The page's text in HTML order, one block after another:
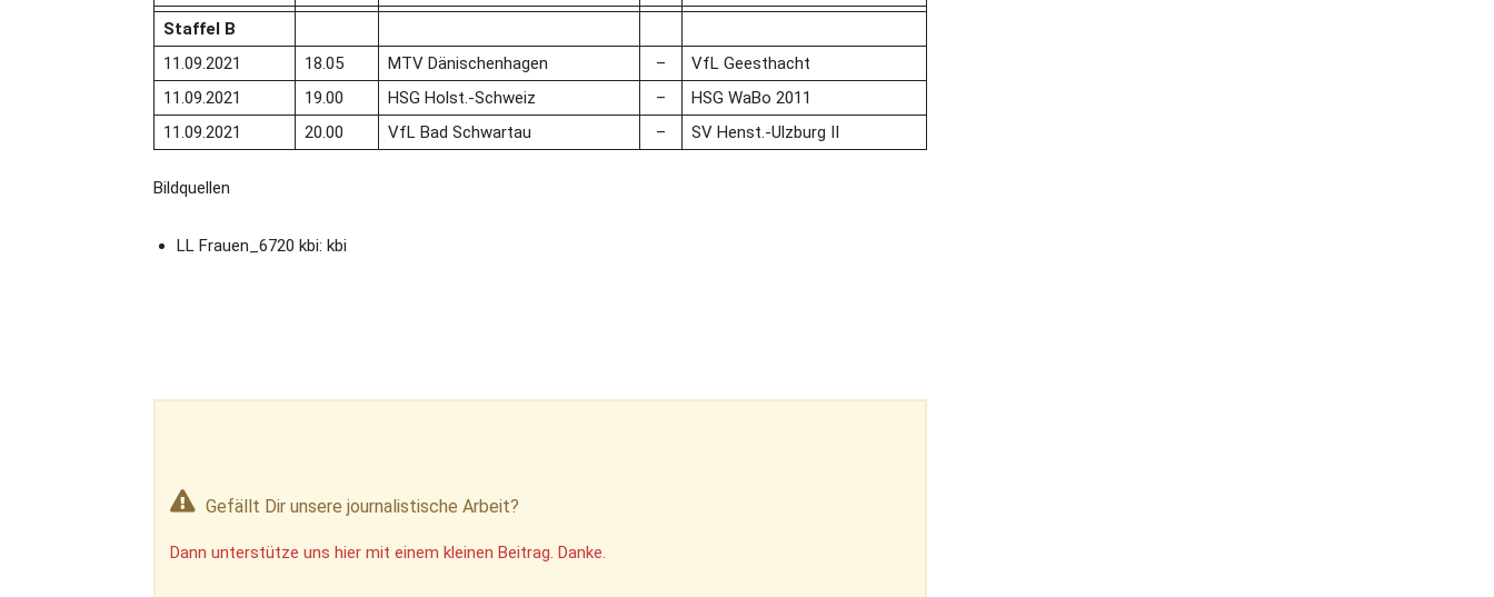
Staffel B
11.09.2021
18.05 MTV Dänischenhagen –
VfL Geesthacht
11.09.2021
19.00 HSG Holst.-Schweiz –
HSG WaBo 2011
11.09.2021
20.00 VfL Bad Schwartau – SV Henst.-Ulzburg II
Bildquellen
LL Frauen_6720 kbi: kbi
Gefällt Dir unsere journalistische Arbeit?
Dann unterstütze uns hier mit einem kleinen Beitrag. Danke.